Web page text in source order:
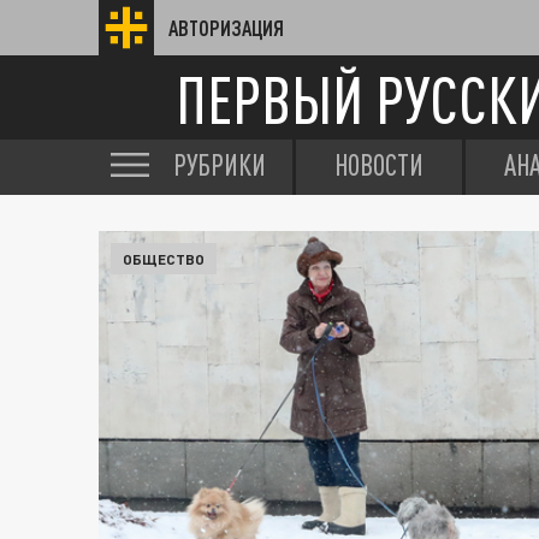
АВТОРИЗАЦИЯ
ПЕРВЫЙ
РУБРИКИ НОВОСТИ
ОБЩЕСТВО